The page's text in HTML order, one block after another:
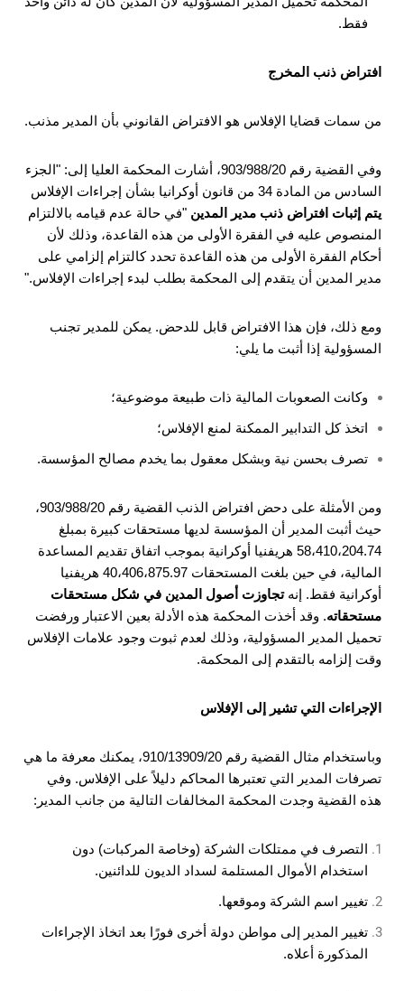
فقط.
افتراض ذنب المخرج
من سمات قضايا الإفلاس هو الافتراض القانوني بأن المدير مذنب.
وفي القضية رقم 903/988/20، أشارت المحكمة العليا إلى: "الجزء
السادس من المادة 34 من قانون أوكرانيا بشأن إجراءات الإفلاس
يتم إثبات افتراض ذنب مدير المدين "في حالة عدم قيامه بالالتزام
المنصوص عليه في الفقرة الأولى من هذه القاعدة، وذلك لأن
أحكام الفقرة الأولى من هذه القاعدة تحدد كالتزام إلزامي على
مدير المدين أن يتقدم إلى المحكمة بطلب لبدء إجراءات الإفلاس."
ومع ذلك، فإن هذا الافتراض قابل للدحض. يمكن للمدير تجنب
المسؤولية إذا أثبت ما يلي:
وكانت الصعوبات المالية ذات طبيعة موضوعية؛
اتخذ كل التدابير الممكنة لمنع الإفلاس؛
تصرف بحسن نية وبشكل معقول بما يخدم مصالح المؤسسة.
ومن الأمثلة على دحض افتراض الذنب القضية رقم 903/988/20،
حيث أثبت المدير أن المؤسسة لديها مستحقات كبيرة بمبلغ
58،410،204.74 هريفنيا أوكرانية بموجب اتفاق تقديم المساعدة
المالية، في حين بلغت المستحقات 40،406،875.97 هريفنيا
أوكرانية فقط. إنهتجاوزت أصول المدين في شكل مستحقات
مستحقاته. وقد أخذت المحكمة هذه الأدلة بعين الاعتبار ورفضت
تحميل المدير المسؤولية، وذلك لعدم ثبوت وجود علامات الإفلاس
وقت إلزامه بالتقدم إلى المحكمة.
الإجراءات التي تشير إلى الإفلاس
وباستخدام مثال القضية رقم 910/13909/20، يمكنك معرفة ما هي
تصرفات المدير التي تعتبرها المحاكم دليلاً على الإفلاس. وفي
هذه القضية وجدت المحكمة المخالفات التالية من جانب المدير:
التصرف في ممتلكات الشركة (وخاصة المركبات) دون
استخدام الأموال المستلمة لسداد الديون للدائنين.
تغيير اسم الشركة وموقعها.
تغيير المدير إلى مواطن دولة أخرى فورًا بعد اتخاذ الإجراءات
المذكورة أعلاه.